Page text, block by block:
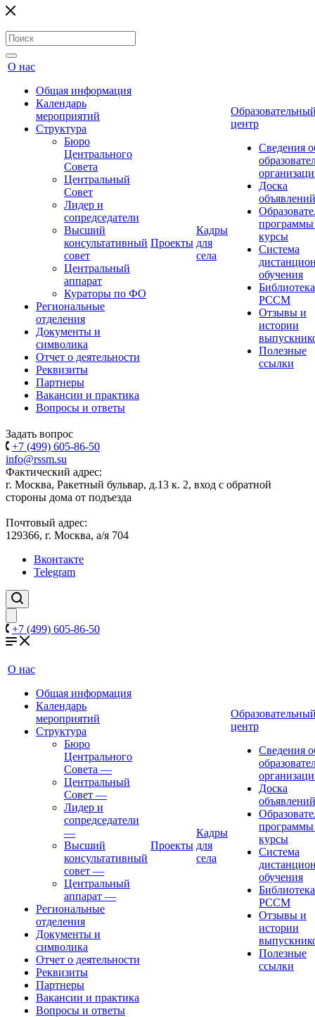
О нас
Общая информация
Календарь
мероприятий
Структура
Бюро
Центрального
Совета
Центральный
Совет
Лидер и
сопредседатели
Высший
консультативный
совет
Центральный
аппарат
Кураторы по ФО
Региональные
отделения
Документы и
символика
Отчет о деятельности
Реквизиты
Партнеры
Вакансии и практика
Вопросы и ответы
Проекты
Кадры
для
села
центр
Сведения
Доска
объявлений
курсы
Система
обучения
Библиотека
РССМ
Отзывы и
истории
Полезные
ссылки
Задать вопрос
+7 (499) 605-86-50
info@rssm.su
Фактический адрес:
г. Москва, Ракетный бульвар, д.13 к. 2, вход с обратной
стороны дома от подъезда
Почтовый адрес:
129366, г. Москва, а/я 704
Вконтакте
Telegram
+7 (499) 605-86-50
О нас
Общая информация
Календарь
мероприятий
Структура
Бюро
Центрального
Совета —
Центральный
Совет —
Лидер и
сопредседатели
—
Высший
консультативный
совет —
Центральный
аппарат —
Региональные
отделения
Документы и
символика
Отчет о деятельности
Реквизиты
Партнеры
Вакансии и практика
Вопросы и ответы
Проекты
Кадры
для
села
центр
Сведения
Доска
объявлений
курсы
Система
обучения
Библиотека
РССМ
Отзывы и
истории
Полезные
ссылки